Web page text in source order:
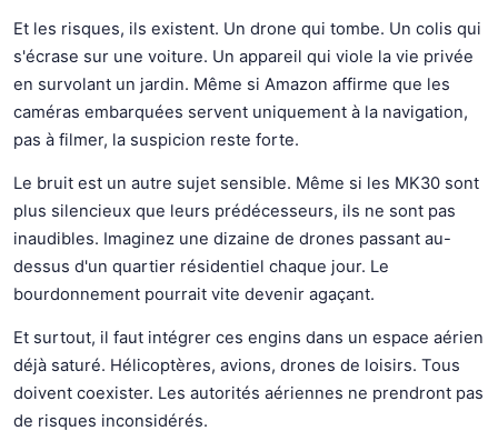
Et les risques, ils existent. Un drone qui tombe. Un colis qui
s'écrase sur une voiture. Un appareil qui viole la vie privée
en survolant un jardin. Même si Amazon affirme que les
caméras embarquées servent uniquement à la navigation,
pas à filmer, la suspicion reste forte.
Le bruit est un autre sujet sensible. Même si les MK30 sont
plus silencieux que leurs prédécesseurs, ils ne sont pas
inaudibles. Imaginez une dizaine de drones passant au-
dessus d'un quartier résidentiel chaque jour. Le
bourdonnement pourrait vite devenir agaçant.
Et surtout, il faut intégrer ces engins dans un espace aérien
déjà saturé. Hélicoptères, avions, drones de loisirs. Tous
doivent coexister. Les autorités aériennes ne prendront pas
de risques inconsidérés.